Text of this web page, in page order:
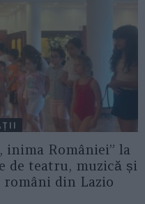
inima României” la
de teatru, muzică și
din Lazio